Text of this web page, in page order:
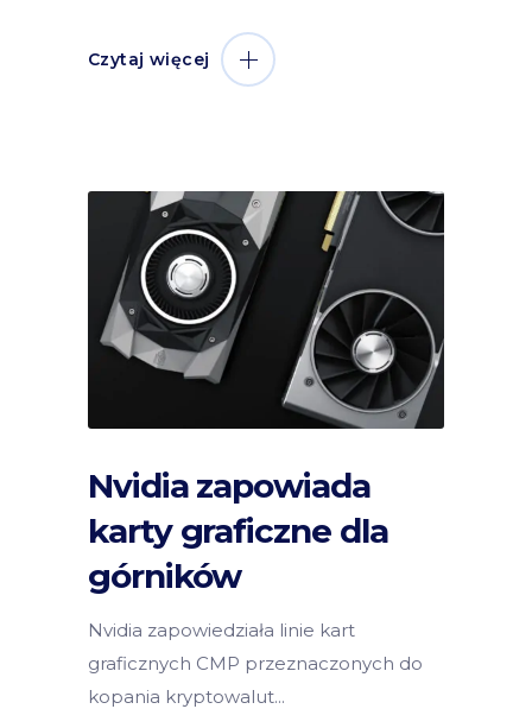
Czytaj więcej
Nvidia zapowiada
karty graficzne dla
górników
Nvidia zapowiedziała linie kart
graficznych CMP przeznaczonych do
kopania kryptowalut